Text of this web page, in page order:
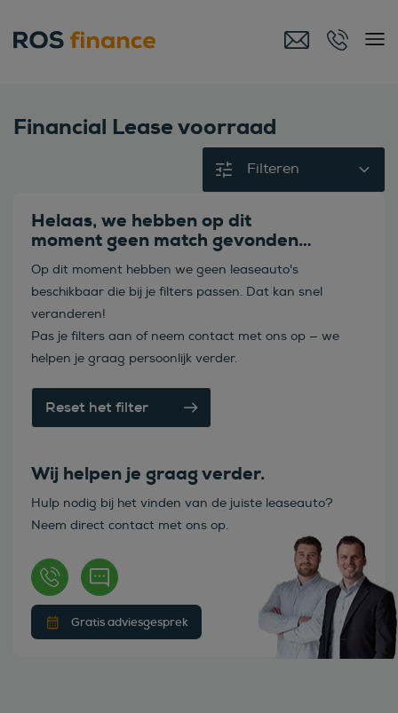
Financial Lease voorraad
Filteren
Helaas, we hebben op dit
moment geen match gevonden…
Op dit moment hebben we geen leaseauto's
beschikbaar die bij je filters passen. Dat kan snel
veranderen!
Pas je filters aan of neem contact met ons op — we
helpen je graag persoonlijk verder.
Reset het filter
Wij helpen je graag verder.
Hulp nodig bij het vinden van de juiste leaseauto?
Neem direct contact met ons op.
Gratis adviesgesprek